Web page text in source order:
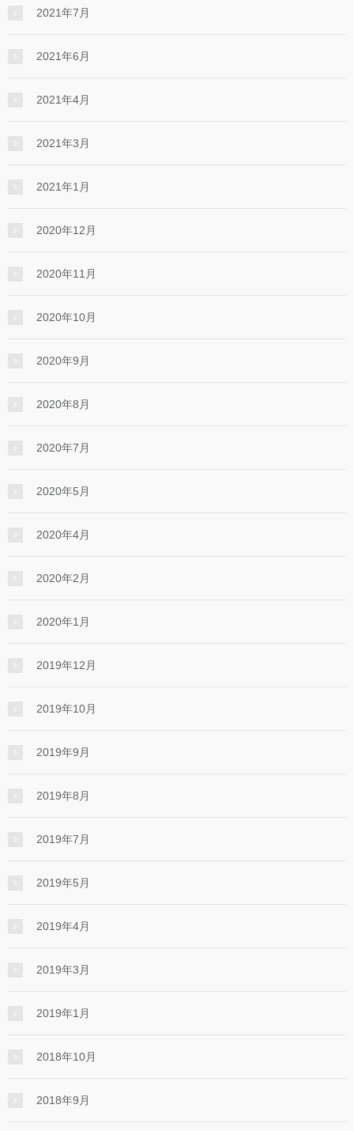
2021年7月
2021年6月
2021年4月
2021年3月
2021年1月
2020年12月
2020年11月
2020年10月
2020年9月
2020年8月
2020年7月
2020年5月
2020年4月
2020年2月
2020年1月
2019年12月
2019年10月
2019年9月
2019年8月
2019年7月
2019年5月
2019年4月
2019年3月
2019年1月
2018年10月
2018年9月